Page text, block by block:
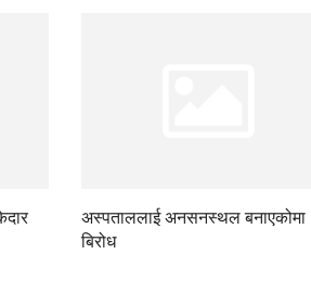
अस्पताललाई अनसनस्थल बनाएकोमा
बिरोध